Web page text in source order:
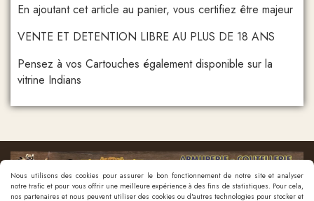
En ajoutant cet article au panier, vous certifiez être majeur
VENTE ET DETENTION LIBRE AU PLUS DE 18 ANS
Pensez à vos Cartouches également disponible sur la
vitrine Indians
Nous utilisons des cookies pour assurer le bon fonctionnement de notre site et analyser
notre trafic et pour vous offrir une meilleure expérience à des fins de statistiques. Pour cela,
nos partenaires et nous peuvent utiliser des cookies ou d'autres technologies pour stocker et